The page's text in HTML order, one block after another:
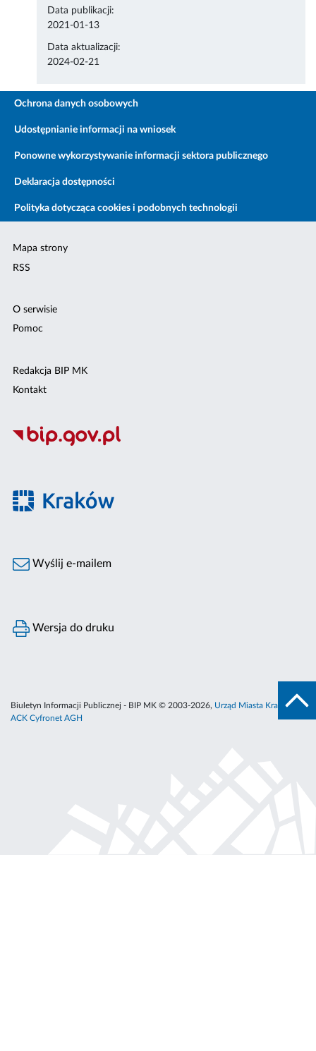
Data publikacji:
2021-01-13
Data aktualizacji:
2024-02-21
Ochrona danych osobowych
Udostępnianie informacji na wniosek
Ponowne wykorzystywanie informacji sektora publicznego
Deklaracja dostępności
Polityka dotycząca cookies i podobnych technologii
Mapa strony
RSS
O serwisie
Pomoc
Redakcja BIP MK
Kontakt
Wyślij e-mailem
Wersja do druku
Biuletyn Informacji Publicznej - BIP MK © 2003-2026, Urząd Miasta Krakowa
ACK Cyfronet AGH